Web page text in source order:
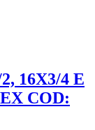
16X3/4 E
COD: